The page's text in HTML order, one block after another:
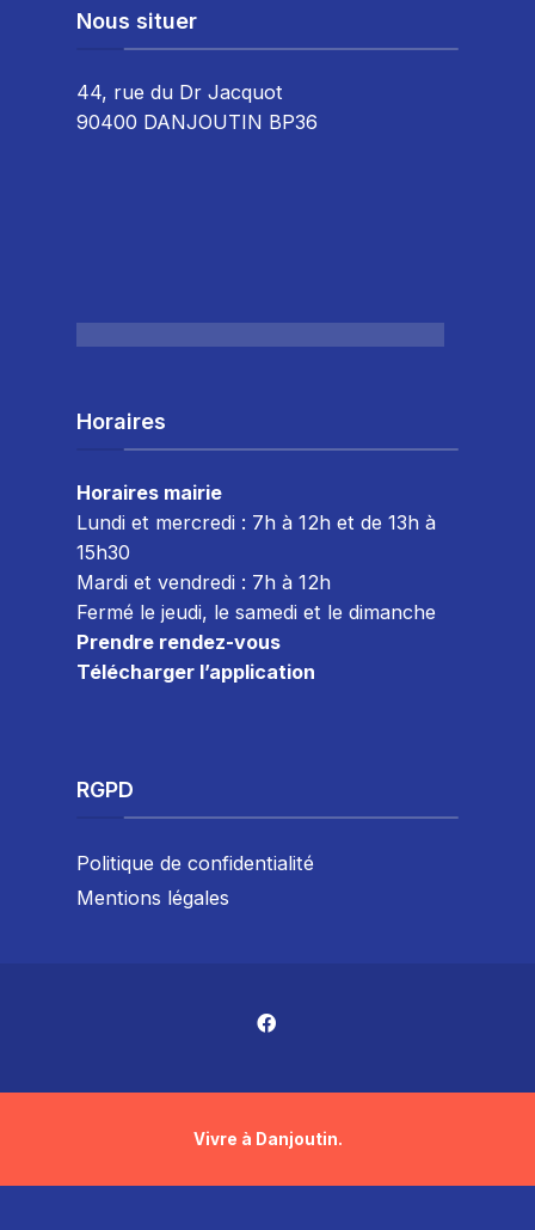
Nous situer
44, rue du Dr Jacquot
90400 DANJOUTIN BP36
Horaires
Horaires mairie
Lundi et mercredi : 7h à 12h et de 13h à
15h30
Mardi et vendredi : 7h à 12h
Fermé le jeudi, le samedi et le dimanche
Prendre rendez-vous
Télécharger l’application
RGPD
Politique de confidentialité
Mentions légales
Vivre à Danjoutin.